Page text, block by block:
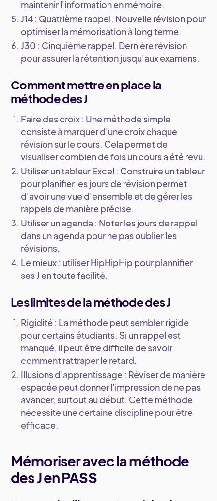
maintenir l'information en mémoire.
J14 : Quatrième rappel. Nouvelle révision pour
optimiser la mémorisation à long terme.
J30 : Cinquième rappel. Dernière révision
pour assurer la rétention jusqu'aux examens.
Comment mettre en place la
méthode des J
Faire des croix : Une méthode simple
consiste à marquer d'une croix chaque
révision sur le cours. Cela permet de
visualiser combien de fois un cours a été revu.
Utiliser un tableur Excel : Construire un tableur
pour planifier les jours de révision permet
d'avoir une vue d'ensemble et de gérer les
rappels de manière précise.
Utiliser un agenda : Noter les jours de rappel
dans un agenda pour ne pas oublier les
révisions.
Le mieux : utiliser HipHipHip pour plannifier
ses J en toute facilité.
Les limites de la méthode des J
Rigidité : La méthode peut sembler rigide
pour certains étudiants. Si un rappel est
manqué, il peut être difficile de savoir
comment rattraper le retard.
Illusions d'apprentissage : Réviser de manière
espacée peut donner l'impression de ne pas
avancer, surtout au début. Cette méthode
nécessite une certaine discipline pour être
efficace.
Mémoriser avec la méthode
des J en PASS